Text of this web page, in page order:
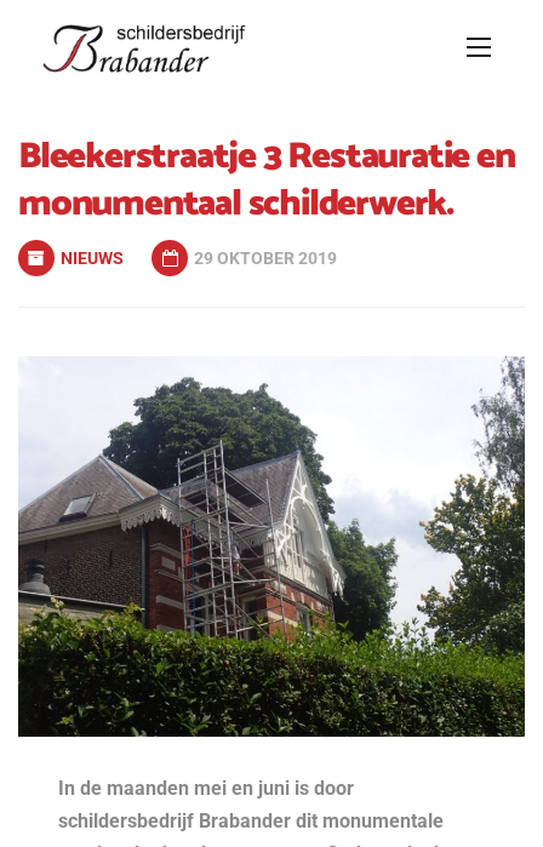
Bleekerstraatje 3 Restauratie en
monumentaal schilderwerk.
NIEUWS 29 OKTOBER 2019
In de maanden mei en juni is door
schildersbedrijf Brabander dit monumentale